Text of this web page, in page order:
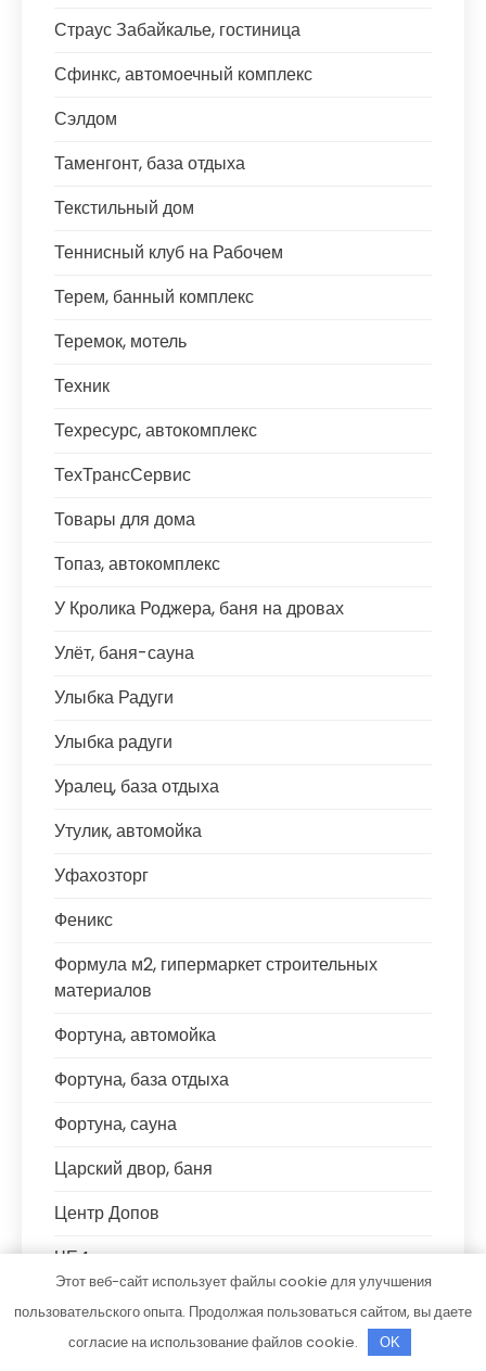
Страус Забайкалье, гостиница
Сфинкс, автомоечный комплекс
Сэлдом
Таменгонт, база отдыха
Текстильный дом
Теннисный клуб на Рабочем
Терем, банный комплекс
Теремок, мотель
Техник
Техресурс, автокомплекс
ТехТрансСервис
Товары для дома
Топаз, автокомплекс
У Кролика Роджера, баня на дровах
Улёт, баня-сауна
Улыбка Радуги
Улыбка радуги
Уралец, база отдыха
Утулик, автомойка
Уфахозторг
Феникс
Формула м2, гипермаркет строительных
материалов
Фортуна, автомойка
Фортуна, база отдыха
Фортуна, сауна
Царский двор, баня
Центр Допов
ЧЕ4, сауна
Шале, банный комплекс
Этот веб-сайт использует файлы cookie для улучшения
пользовательского опыта. Продолжая пользоваться сайтом, вы даете
согласие на использование файлов cookie.
OK